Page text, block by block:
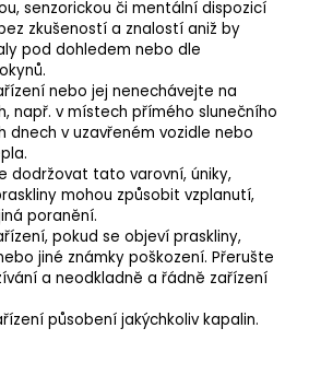
senzorickou či mentální dispozicí
zkušeností a znalostí aniž by
pod dohledem nebo dle
nebo jej nenechávejte na
např. v místech přímého slunečního
dnech v uzavřeném vozidle nebo
dodržovat tato varovní, úniky,
mohou způsobit vzplanutí,
poranění.
pokud se objeví praskliny,
jiné známky poškození. Přerušte
a neodkladně a řádně zařízení
působení jakýchkoliv kapalin.